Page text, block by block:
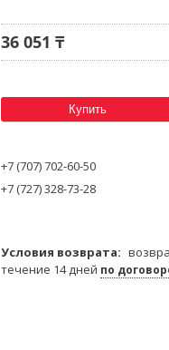
36 051 ₸
Купить
+7 (707) 702-60-50
+7 (727) 328-73-28
течение 14 дней по